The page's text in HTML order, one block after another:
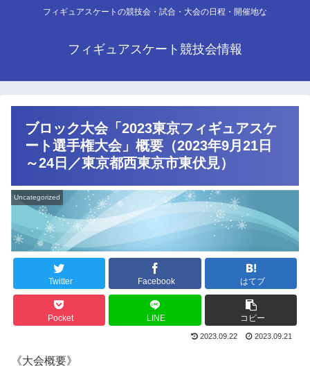
フィギュアスケートの競技会・試合・大会の日程・開催地な
フィギュアスケート競技会情報
ブロック大会「2023東京フィギュアスケ
ート選手権大会」概要（2023年9月21日
～24日／東京都西東京市東伏見）
Uncategorized
Twitter Facebook はてブ
Pocket LINE コピー
2023.09.22 2023.09.21
《大会概要》